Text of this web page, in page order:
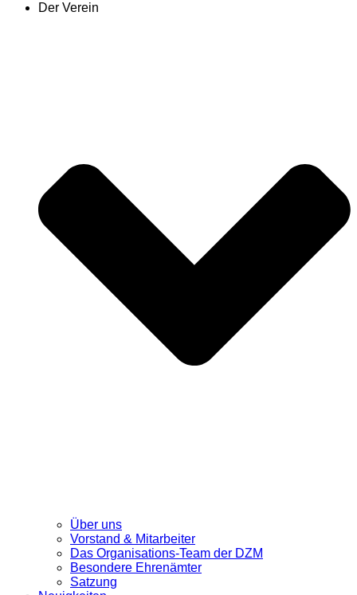
Der Verein
Über uns
Vorstand & Mitarbeiter
Das Organisations-Team der DZM
Besondere Ehrenämter
Satzung